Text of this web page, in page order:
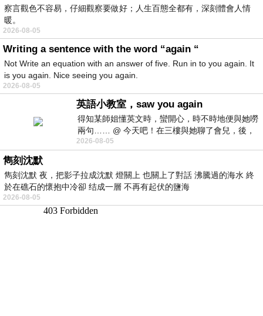
察言觀色不容易，仔細觀察要做好；人生百態全都有，深刻體會人情
暖。
2026-08-05
Writing a sentence with the word “again “
Not Write an equation with an answer of five. Run in to you again. It
is you again. Nice seeing you again.
2026-08-05
英語小教室，saw you again
得知某師姐懂英文時，蠻開心，時不時地便與她嘮
兩句…… @ 今天吧！在三樓與她聊了會兒，後，
下二樓居然又撞到她，於是
2026-08-05
雋刻沈默
雋刻沈默 夜，把影子拉成沈默 燈關上 也關上了對話 沸騰過的海水 終
於在礁石的懷抱中冷卻 结成一層 不再有起伏的鹽海
2026-08-05